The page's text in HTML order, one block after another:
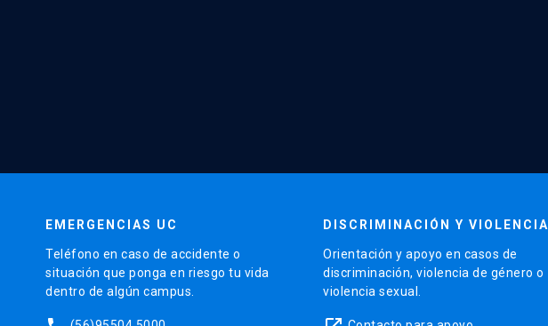
EMERGENCIAS UC
Teléfono en caso de accidente o
situación que ponga en riesgo tu vida
dentro de algún campus.
DISCRIMINACIÓN Y VIOLENCIA
Orientación y apoyo en casos de
discriminación, violencia de género o
violencia sexual.